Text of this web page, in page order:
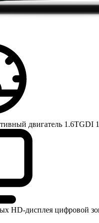
двигатель 1.6TGDI
HD-дисплея цифровой